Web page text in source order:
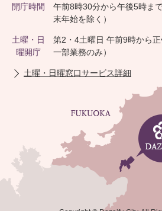
開庁時間
午前8時30分から午後5時ま
末年始を除く）
土曜・日
曜開庁
第2・4土曜日 午前9時から
一部業務のみ）
土曜・日曜窓口サービス詳細